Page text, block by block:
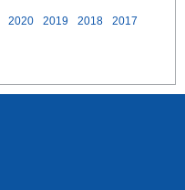
2020 2019 2018
2017